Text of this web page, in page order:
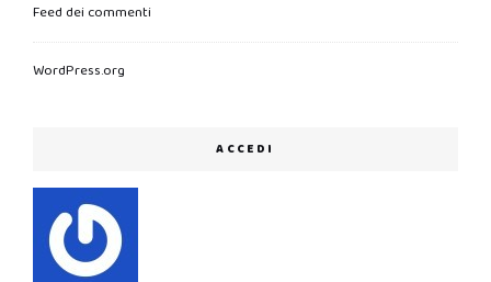
Feed dei commenti
WordPress.org
ACCEDI